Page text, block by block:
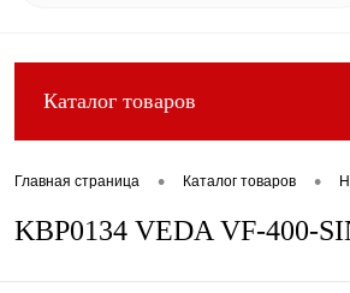
Каталог товаров
Главная страница • Каталог товаров •
KBP0134 VEDA VF-400-